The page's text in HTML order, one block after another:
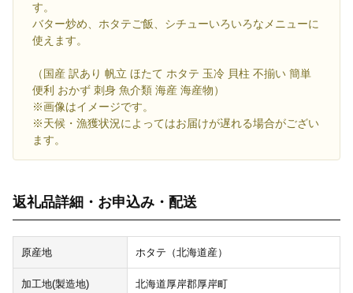
す。
バター炒め、ホタテご飯、シチューいろいろなメニューに
使えます。
（国産 訳あり 帆立 ほたて ホタテ 玉冷 貝柱 不揃い 簡単
便利 おかず 刺身 魚介類 海産 海産物）
※画像はイメージです。
※天候・漁獲状況によってはお届けが遅れる場合がござい
ます。
返礼品詳細・お申込み・配送
原産地 ホタテ（北海道産）
加工地(製造地) 北海道厚岸郡厚岸町